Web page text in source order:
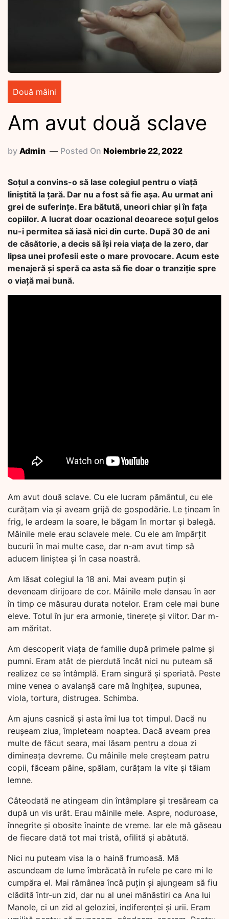
Două mâini
Am avut două sclave
by Admin Posted On Noiembrie 22, 2022
Soțul a convins-o să lase colegiul pentru o viață
liniștită la țară. Dar nu a fost să fie așa. Au urmat ani
grei de suferințe. Era bătută, uneori chiar și în fața
copiilor. A lucrat doar ocazional deoarece soțul gelos
nu-i permitea să iasă nici din curte. După 30 de ani
de căsătorie, a decis să își reia viața de la zero, dar
lipsa unei profesii este o mare provocare. Acum este
menajeră și speră ca asta să fie doar o tranziție spre
o viață mai bună.
Am avut două sclave. Cu ele lucram pământul, cu ele
curățam via și aveam grijă de gospodărie. Le țineam în
frig, le ardeam la soare, le băgam în mortar și balegă.
Mâinile mele erau sclavele mele. Cu ele am împărțit
bucurii în mai multe case, dar n-am avut timp să
aducem liniștea și în casa noastră.
Am lăsat colegiul la 18 ani. Mai aveam puțin și
deveneam dirijoare de cor. Mâinile mele dansau în aer
în timp ce măsurau durata notelor. Eram cele mai bune
eleve. Totul în jur era armonie, tinerețe și viitor. Dar m-
am măritat.
Am descoperit viața de familie după primele palme și
pumni. Eram atât de pierdută încât nici nu puteam să
realizez ce se întâmplă. Eram singură și speriată. Peste
mine venea o avalanșă care mă înghițea, supunea,
viola, tortura, distrugea. Schimba.
Am ajuns casnică și asta îmi lua tot timpul. Dacă nu
reușeam ziua, împleteam noaptea. Dacă aveam prea
multe de făcut seara, mai lăsam pentru a doua zi
dimineața devreme. Cu mâinile mele creșteam patru
copii, făceam pâine, spălam, curățam la vite și tăiam
lemne.
Câteodată ne atingeam din întâmplare și tresăream ca
după un vis urât. Erau mâinile mele. Aspre, noduroase,
înnegrite și obosite înainte de vreme. Iar ele mă găseau
de fiecare dată tot mai tristă, ofilită și abătută.
Nici nu puteam visa la o haină frumoasă. Mă
ascundeam de lume îmbrăcată în rufele pe care mi le
cumpăra el. Mai rămânea încă puțin și ajungeam să fiu
clădită într-un zid, dar nu al unei mănăstiri ca Ana lui
Manole, ci un zid al geloziei, indiferenței și urii. Eram